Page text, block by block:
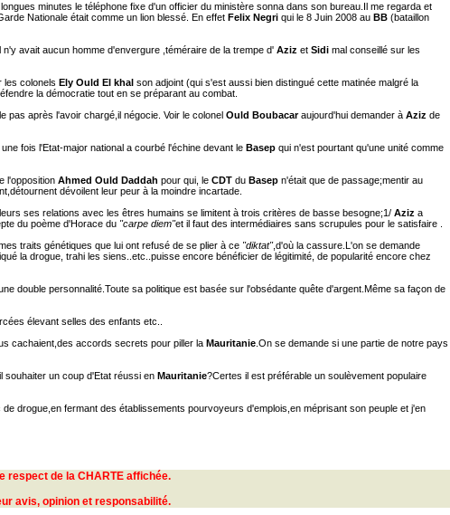
minutes le téléphone fixe d'un officier du ministère sonna dans son bureau.Il me regarda et
Nationale était comme un lion blessé. En effet Felix Negri qui le 8 Juin 2008 au BB (bataillon
avait aucun homme d'envergure ,téméraire de la trempe d' Aziz et Sidi mal conseillé sur les
les colonels Ely Ould El khal son adjoint (qui s'est aussi bien distingué cette matinée malgré la
la démocratie tout en se préparant au combat.
après l'avoir chargé,il négocie. Voir le colonel Ould Boubacaraujourd'hui demander à Aziz de
fois l'Etat-major national a courbé l'échine devant le Basep qui n'est pourtant qu'une unité comme
l'opposition Ahmed Ould Daddah pour qui, le CDT du Basep n'était que de passage;mentir au
dévoilent leur peur à la moindre incartade.
ses relations avec les êtres humains se limitent à trois critères de basse besogne;1/ Aziz a
du poème d'Horace du "carpe diem"et il faut des intermédiaires sans scrupules pour le satisfaire .
traits génétiques que lui ont refusé de se plier à ce "diktat",d'où la cassure.L'on se demande
la drogue, trahi les siens..etc..puisse encore bénéficier de légitimité, de popularité encore chez
double personnalité.Toute sa politique est basée sur l'obsédante quête d'argent.Même sa façon de
élevant selles des enfants etc..
cachaient,des accords secrets pour piller la Mauritanie.On se demande si une partie de notre pays
souhaiter un coup d'Etat réussi en Mauritanie?Certes il est préférable un soulèvement populaire
drogue,en fermant des établissements pourvoyeurs d'emplois,en méprisant son peuple et j'en
respect de la CHARTE affichée.
avis, opinion et responsabilité.